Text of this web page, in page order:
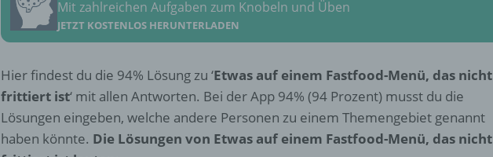
Mit zahlreichen Aufgaben zum Knobeln und Üben
JETZT KOSTENLOS HERUNTERLADEN
Hier findest du die 94% Lösung zu ‘Etwas auf einem Fastfood-Menü, das nicht
frittiert ist‘ mit allen Antworten. Bei der App 94% (94 Prozent) musst du die
Lösungen eingeben, welche andere Personen zu einem Themengebiet genannt
haben könnte. Die Lösungen von Etwas auf einem Fastfood-Menü, das nicht